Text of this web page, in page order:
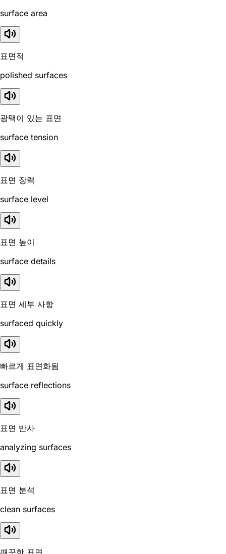
surface area
표면적
polished surfaces
광택이 있는 표면
surface tension
표면 장력
surface level
표면 높이
surface details
표면 세부 사항
surfaced quickly
빠르게 표면화됨
surface reflections
표면 반사
analyzing surfaces
표면 분석
clean surfaces